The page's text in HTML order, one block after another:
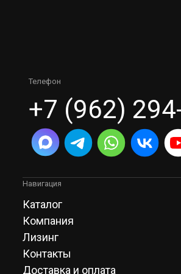
Телефон
+7 (962)
Навигация
Каталог
Компания
Лизинг
Контакты
Доставка и оплата